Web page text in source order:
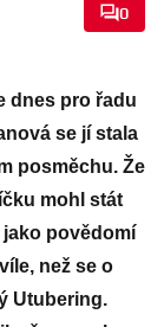
0
dnes pro řadu
se jí stala
posměchu. Že
mohl stát
jako povědomí
než se o
Utubering.